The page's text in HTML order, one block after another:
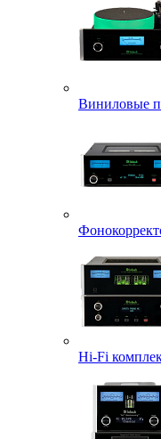
Виниловые
Hi-Fi